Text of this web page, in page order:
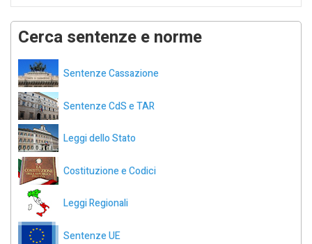
Cerca sentenze e norme
Sentenze Cassazione
Sentenze CdS e TAR
Leggi dello Stato
Costituzione e Codici
Leggi Regionali
Sentenze UE